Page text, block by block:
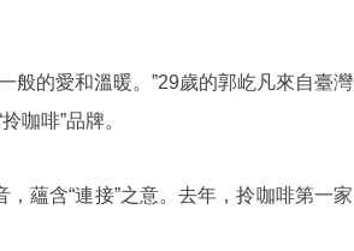
般的愛和溫暖。”29歲的郭屹凡來自臺灣
咖啡”品牌。
，蘊含“連接”之意。去年，拎咖啡第一家